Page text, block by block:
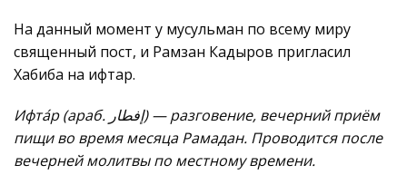
На данный момент у мусульман по всему миру
священный пост, и Рамзан Кадыров пригласил
Хабиба на ифтар.
Ифта́р (араб. إفطار‎) — разговение, вечерний приём
пищи во время месяца Рамадан. Проводится после
вечерней молитвы по местному времени.